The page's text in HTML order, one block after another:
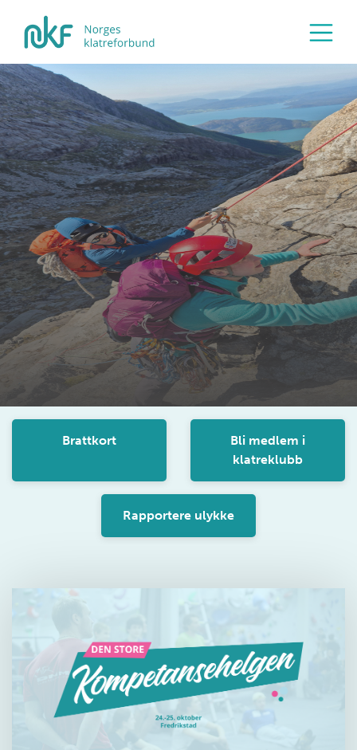
Brattkort
Bli medlem i
klatreklubb
Rapportere ulykke